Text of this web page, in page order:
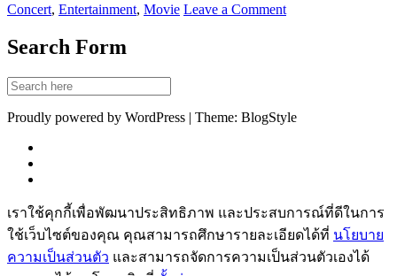
Concert, Entertainment, Movie Leave a Comment
Search Form
Proudly powered by WordPress | Theme: BlogStyle
เราใช้คุกกี้เพื่อพัฒนาประสิทธิภาพ และประสบการณ์ที่ดีในการ
ใช้เว็บไซต์ของคุณ คุณสามารถศึกษารายละเอียดได้ที่ นโยบาย
ความเป็นส่วนตัว และสามารถจัดการความเป็นส่วนตัวเองได้